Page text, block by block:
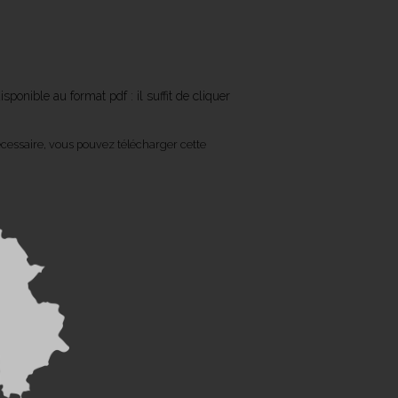
au format pdf : il suffit de cliquer
vous pouvez télécharger cette